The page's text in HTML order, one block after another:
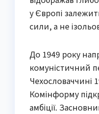
у Європі
сили, а не
До 1949 року
комуністичний
Чехословаччині
Комінформу
амбіції.